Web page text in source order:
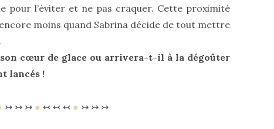
pour l’éviter et ne pas craquer. Cette proximité
moins quand Sabrina décide de tout mettre
cœur de glace ou arrivera-t-il à la dégoûter
lancés !
↣ ↣ ↣ ● ↢ ↢ ↢ ● ↣ ↣ ↣